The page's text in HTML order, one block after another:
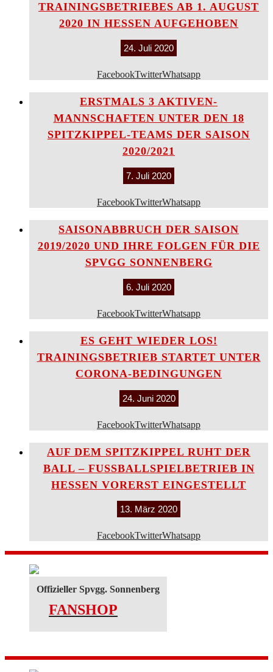
TRAININGSBETRIEBES AB 1. AUGUST
2020 IN HESSEN AUFGEHOBEN
24. Juli 2020
FacebookTwitterWhatsapp
ERSTMALS 3 AKTIVEN-
MANNSCHAFTEN UNTER DEN 18
SPITZKIPPEL-TEAMS DER SAISON
2020/2021
7. Juli 2020
FacebookTwitterWhatsapp
SAISONABBRUCH DER SAISON
2019/2020 UND IHRE FOLGEN FÜR DIE
SPVGG SONNENBERG
6. Juli 2020
FacebookTwitterWhatsapp
ES GEHT WIEDER LOS!
TRAININGSBETRIEB STARTET UNTER
CORONA-BEDINGUNGEN
24. Juni 2020
FacebookTwitterWhatsapp
AUF DEM SPITZKIPPEL RUHT DER
BALL – FUSSBALLSPIELBETRIEB IN H
ESSEN VORERST EINGESTELLT
13. März 2020
FacebookTwitterWhatsapp
Offizieller Spvgg. Sonnenberg
FANSHOP